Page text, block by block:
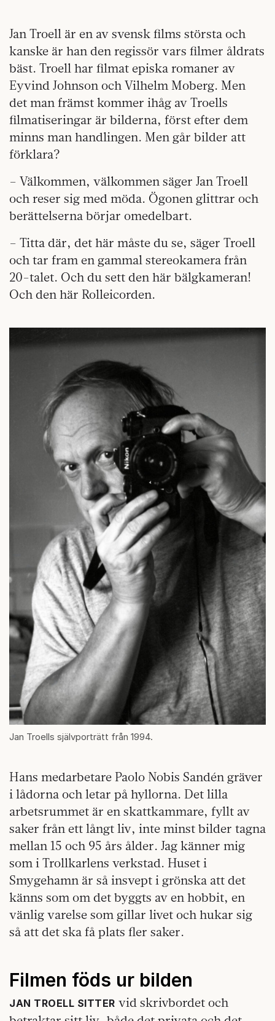
Jan Troell är en av svensk films största och
kanske är han den regissör vars filmer åldrats
bäst. Troell har filmat episka romaner av
Eyvind Johnson och Vilhelm Moberg. Men
det man främst kommer ihåg av Troells
filmatiseringar är bilderna, först efter dem
minns man handlingen. Men går bilder att
förklara?
– Välkommen, välkommen säger Jan Troell
och reser sig med möda. Ögonen glittrar och
berättelserna börjar omedelbart.
– Titta där, det här måste du se, säger Troell
och tar fram en gammal stereokamera från
20-talet. Och du sett den här bälgkameran!
Och den här Rolleicorden.
Jan Troells självporträtt från 1994.
Hans medarbetare Paolo Nobis Sandén gräver
i lådorna och letar på hyllorna. Det lilla
arbetsrummet är en skattkammare, fyllt av
saker från ett långt liv, inte minst bilder tagna
mellan 15 och 95 års ålder. Jag känner mig
som i Trollkarlens verkstad. Huset i
Smygehamn är så insvept i grönska att det
känns som om det byggts av en hobbit, en
vänlig varelse som gillar livet och hukar sig
så att det ska få plats fler saker.
Filmen föds ur bilden
JAN TROELL SITTER vid skrivbordet och